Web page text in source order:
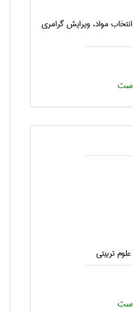
مواد، ویرایش گرامری
تربیتی